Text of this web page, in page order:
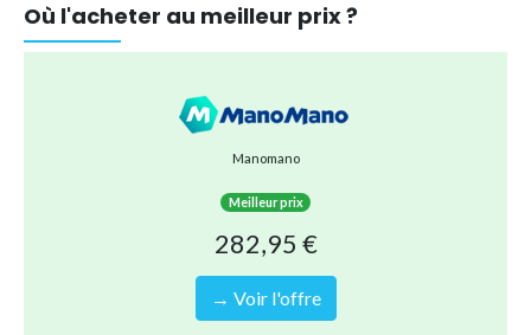
besoin pour un entretien optimal de votre piscine.
Caractéristiques piscine:
Dimensions: 396 x 76cm
Adaptée pour 8 personnes
✔ Prête en 10 minutes
✔ Adaptée aux enfantset matériaux solides
Où l'acheter au meilleur prix ?
Manomano
Meilleur prix
282,95 €
→ Voir l'offre